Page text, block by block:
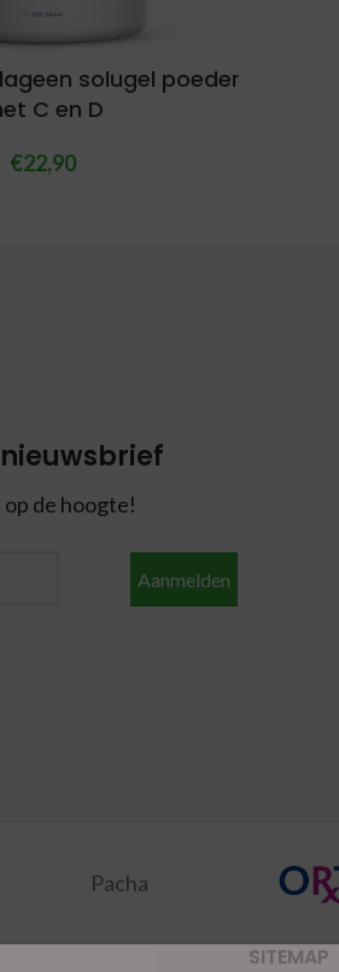
solugel poeder
C en D
€22,90
de hoogte!
Aanmelden
Pacha
SITEMAP